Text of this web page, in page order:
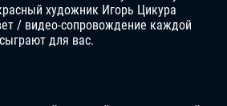
художник Игорь Цикура
/ видео-сопровождение каждой
для вас.